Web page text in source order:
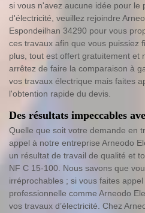
si vous n'avez aucune idée pour le
d'électricité, veuillez rejoindre
Espondeilhan 34290 pour vous
ces travaux afin que vous puissiez
plus, tout est offert gratuitement et
arrêtez de faire la comparaison à
vos travaux électrique mais faites
l'obtention rapide du devis.
Des résultats impeccables
Quelle que soit votre demande en
appel à notre entreprise Arneodo
un résultat de travail de qualité et
NF C 15-100. Nous savons que
irréprochables ; si vous faites
professionnelle comme Arneodo
vos travaux d’électricité. Chez